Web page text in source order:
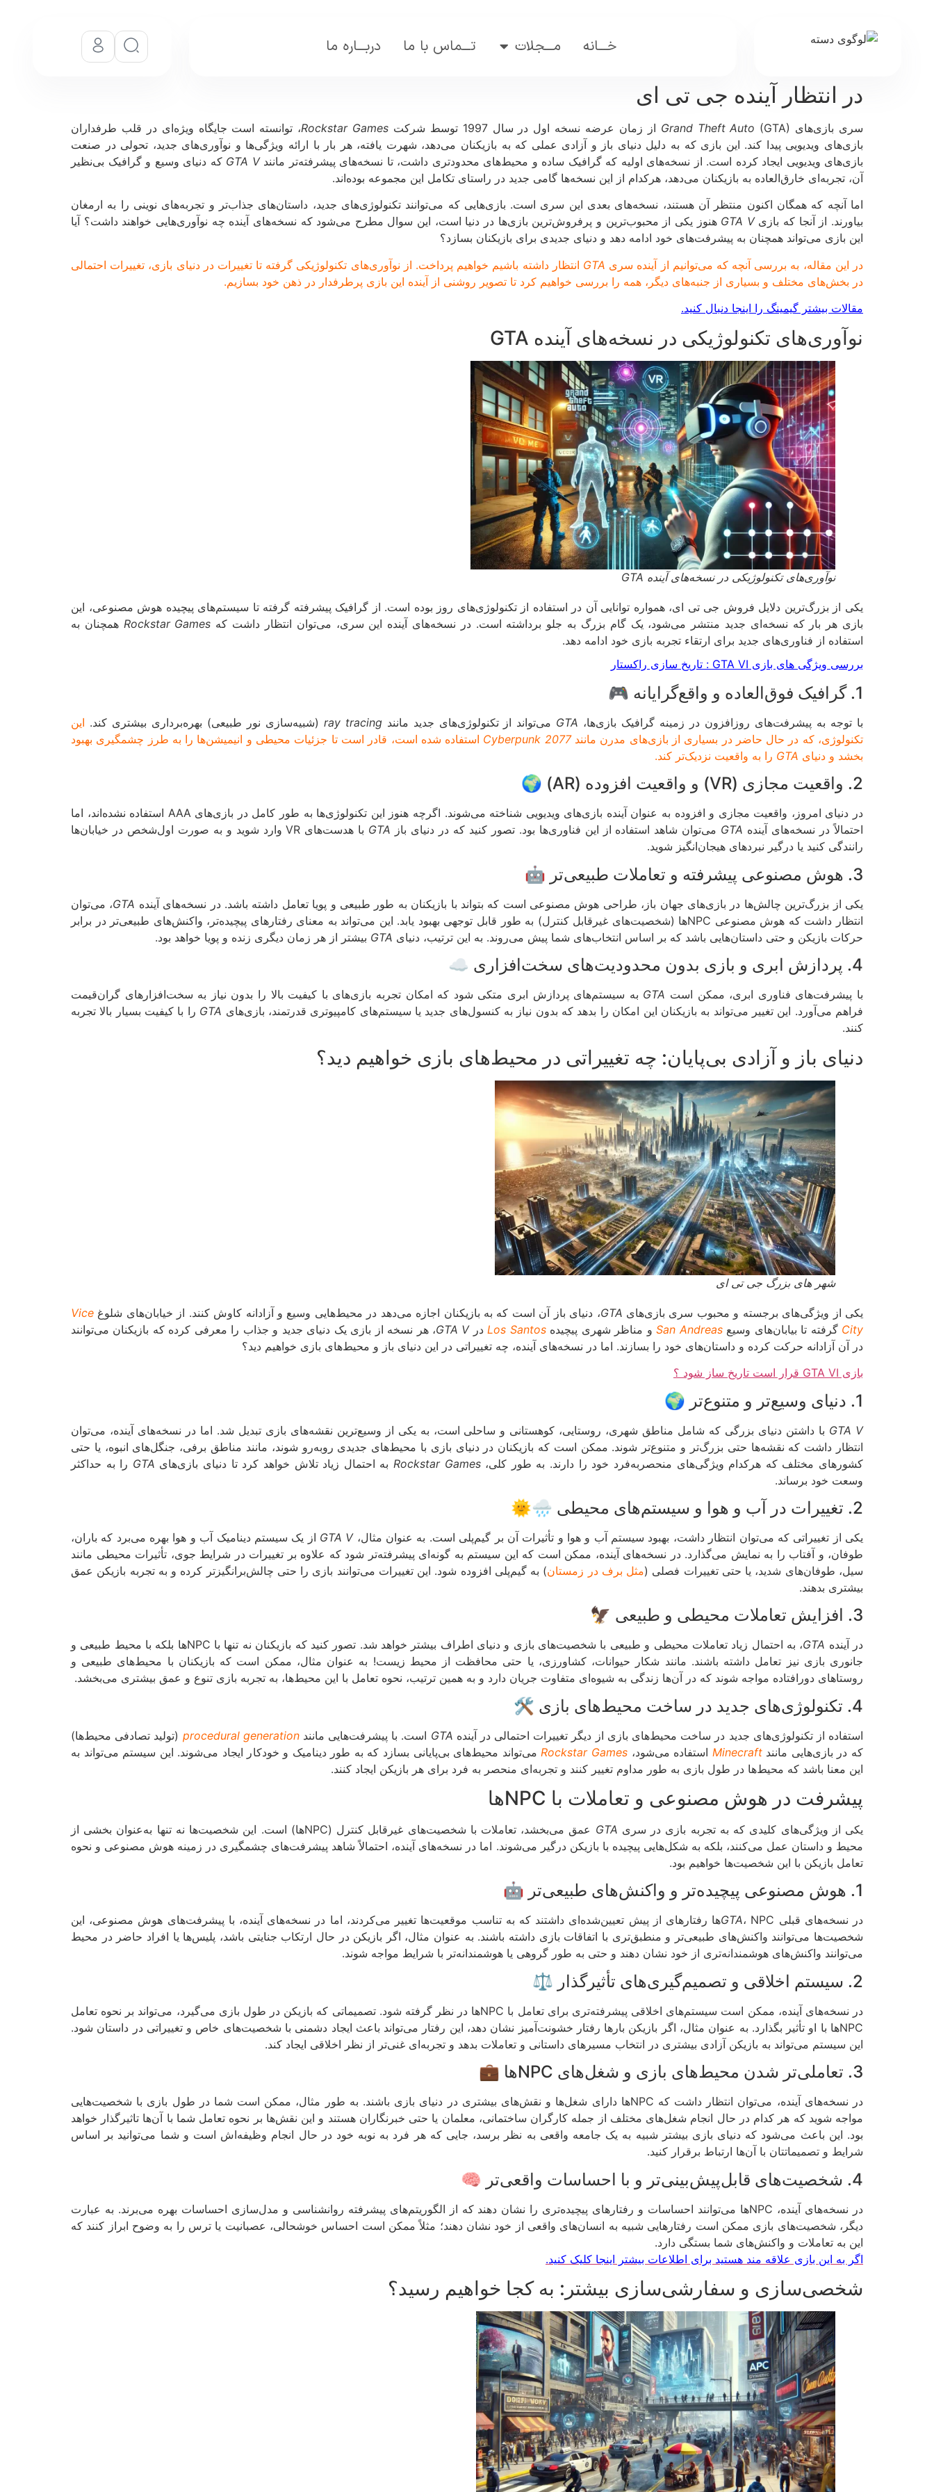
خـــانه مـــجلات تـــماس با ما دربـــاره ما
در انتظار آینده جی تی ای
سری بازی‌های Grand Theft Auto (GTA) از زمان عرضه نسخه اول در سال 1997 توسط شرکت Rockstar Games، توانسته است جایگاه ویژه‌ای در قلب طرفداران
بازی‌های ویدیویی پیدا کند. این بازی که به دلیل دنیای باز و آزادی عملی که به بازیکنان می‌دهد، شهرت یافته، هر بار با ارائه ویژگی‌ها و نوآوری‌های جدید، تحولی در صنعت
بازی‌های ویدیویی ایجاد کرده است. از نسخه‌های اولیه که گرافیک ساده و محیط‌های محدودتری داشت، تا نسخه‌های پیشرفته‌تر مانندGTA V که دنیای وسیع و گرافیک بی‌نظیر
آن، تجربه‌ای خارق‌العاده به بازیکنان می‌دهد، هرکدام از این نسخه‌ها گامی جدید در راستای تکامل این مجموعه بوده‌اند.
اما آنچه که همگان اکنون منتظر آن هستند، نسخه‌های بعدی این سری است. بازی‌هایی که می‌توانند تکنولوژی‌های جدید، داستان‌های جذاب‌تر و تجربه‌های نوینی را به ارمغان
بیاورند. از آنجا که بازیGTA V هنوز یکی از محبوب‌ترین و پرفروش‌ترین بازی‌ها در دنیا است، این سوال مطرح می‌شود که نسخه‌های آینده چه نوآوری‌هایی خواهند داشت؟ آیا
این بازی می‌تواند همچنان به پیشرفت‌های خود ادامه دهد و دنیای جدیدی برای بازیکنان بسازد؟
در این مقاله، به بررسی آنچه که می‌توانیم از آینده سری GTA انتظار داشته باشیم خواهیم پرداخت. از نوآوری‌های تکنولوژیکی گرفته تا تغییرات در دنیای بازی، تغییرات احتمالی
در بخش‌های مختلف و بسیاری از جنبه‌های دیگر، همه را بررسی خواهیم کرد تا تصویر روشنی از آینده این بازی پرطرفدار در ذهن خود بسازیم.
مقالات بیشتر گیمینگ را اینجا دنبال کنید.
نوآوری‌های تکنولوژیکی در نسخه‌های آینده GTA
نوآوری‌های تکنولوژیکی در نسخه‌های آینده GTA
یکی از بزرگ‌ترین دلایل فروش جی تی ای، همواره توانایی آن در استفاده از تکنولوژی‌های روز بوده است. از گرافیک پیشرفته گرفته تا سیستم‌های پیچیده هوش مصنوعی، این
بازی هر بار که نسخه‌ای جدید منتشر می‌شود، یک گام بزرگ به جلو برداشته است. در نسخه‌های آینده این سری، می‌توان انتظار داشت که Rockstar Games همچنان به
استفاده از فناوری‌های جدید برای ارتقاء تجربه بازی خود ادامه دهد.
بررسی ویژگی های بازی GTA VI : تاریخ سازی راکستار
1. گرافیک فوق‌العاده و واقع‌گرایانه 🎮
با توجه به پیشرفت‌های روزافزون در زمینه گرافیک بازی‌ها، GTA می‌تواند از تکنولوژی‌های جدید مانندray tracing (شبیه‌سازی نور طبیعی) بهره‌برداری بیشتری کند. این
تکنولوژی، که در حال حاضر در بسیاری از بازی‌های مدرن مانندCyberpunk 2077 استفاده شده است، قادر است تا جزئیات محیطی و انیمیشن‌ها را به طرز چشمگیری بهبود
بخشد و دنیای GTA را به واقعیت نزدیک‌تر کند.
2. واقعیت مجازی (VR) و واقعیت افزوده (AR) 🌍
در دنیای امروز، واقعیت مجازی و افزوده به عنوان آینده بازی‌های ویدیویی شناخته می‌شوند. اگرچه هنوز این تکنولوژی‌ها به طور کامل در بازی‌های AAA استفاده نشده‌اند، اما
احتمالاً در نسخه‌های آینده GTA می‌توان شاهد استفاده از این فناوری‌ها بود. تصور کنید که در دنیای باز GTA
با هدست‌های VR وارد شوید و به صورت اول‌شخص در خیابان‌ها
رانندگی کنید یا درگیر نبردهای هیجان‌انگیز شوید.
3. هوش مصنوعی پیشرفته و تعاملات طبیعی‌تر 🤖
یکی از بزرگ‌ترین چالش‌ها در بازی‌های جهان باز، طراحی هوش مصنوعی است که بتواند با بازیکنان به طور طبیعی و پویا تعامل داشته باشد. در نسخه‌های آینده GTA، می‌توان
انتظار داشت که هوش مصنوعی NPCها (شخصیت‌های غیرقابل کنترل) به طور قابل توجهی بهبود یابد. این می‌تواند به معنای رفتارهای پیچیده‌تر، واکنش‌های طبیعی‌تر در برابر
حرکات بازیکن و حتی داستان‌هایی باشد که بر اساس انتخاب‌های شما پیش می‌روند. به این ترتیب، دنیای GTA بیشتر از هر زمان دیگری زنده و پویا خواهد بود.
4. پردازش ابری و بازی بدون محدودیت‌های سخت‌افزاری ☁️
با پیشرفت‌های فناوری ابری، ممکن است GTA به سیستم‌های پردازش ابری متکی شود که امکان تجربه بازی‌های با کیفیت بالا را بدون نیاز به سخت‌افزارهای گران‌قیمت
فراهم می‌آورد. این تغییر می‌تواند به بازیکنان این امکان را بدهد که بدون نیاز به کنسول‌های جدید یا سیستم‌های کامپیوتری قدرتمند، بازی‌های GTA را با کیفیت بسیار بالا تجربه
کنند.
دنیای باز و آزادی بی‌پایان: چه تغییراتی در محیط‌های بازی خواهیم دید؟
شهر های بزرگ جی تی ای
یکی از ویژگی‌های برجسته و محبوب سری بازی‌های GTA، دنیای باز آن است که به بازیکنان اجازه می‌دهد در محیط‌هایی وسیع و آزادانه کاوش کنند. از خیابان‌های شلوغ Vice
City گرفته تا بیابان‌های وسیعSan Andreasو مناظر شهری پیچیدهLos Santos درGTA V، هر نسخه از بازی یک دنیای جدید و جذاب را معرفی کرده که بازیکنان می‌توانند
در آن آزادانه حرکت کرده و داستان‌های خود را بسازند. اما در نسخه‌های آینده، چه تغییراتی در این دنیای باز و محیط‌های بازی خواهیم دید؟
بازی GTA VI قرار است تاریخ ساز شود ؟
1. دنیای وسیع‌تر و متنوع‌تر 🌍
GTA V با داشتن دنیای بزرگی که شامل مناطق شهری، روستایی، کوهستانی و ساحلی است، به یکی از وسیع‌ترین نقشه‌های بازی تبدیل شد. اما در نسخه‌های آینده، می‌توان
انتظار داشت که نقشه‌ها حتی بزرگ‌تر و متنوع‌تر شوند. ممکن است که بازیکنان در دنیای بازی با محیط‌های جدیدی روبه‌رو شوند، مانند مناطق برفی، جنگل‌های انبوه، یا حتی
کشورهای مختلف که هرکدام ویژگی‌های منحصربه‌فرد خود را دارند. به طور کلی،Rockstar Games به احتمال زیاد تلاش خواهد کرد تا دنیای بازی‌های GTA را به حداکثر
وسعت خود برساند.
2. تغییرات در آب و هوا و سیستم‌های محیطی 🌧️🌞
یکی از تغییراتی که می‌توان انتظار داشت، بهبود سیستم آب و هوا و تأثیرات آن بر گیم‌پلی است. به عنوان مثال،GTA V از یک سیستم دینامیک آب و هوا بهره می‌برد که باران،
طوفان، و آفتاب را به نمایش می‌گذارد. در نسخه‌های آینده، ممکن است که این سیستم به گونه‌ای پیشرفته‌تر شود که علاوه بر تغییرات در شرایط جوی، تأثیرات محیطی مانند
سیل، طوفان‌های شدید، یا حتی تغییرات فصلی (مثل برف در زمستان) به گیم‌پلی افزوده شود. این تغییرات می‌توانند بازی را حتی چالش‌برانگیزتر کرده و به تجربه بازیکن عمق
بیشتری بدهند.
3. افزایش تعاملات محیطی و طبیعی 🦅
در آینده GTA
، به احتمال زیاد تعاملات محیطی و طبیعی با شخصیت‌های بازی و دنیای اطراف بیشتر خواهد شد. تصور کنید که بازیکنان نه تنها با NPCها بلکه با محیط طبیعی و
جانوری بازی نیز تعامل داشته باشند. مانند شکار حیوانات، کشاورزی، یا حتی محافظت از محیط زیست! به عنوان مثال، ممکن است که بازیکنان با محیط‌های طبیعی و
روستاهای دورافتاده مواجه شوند که در آن‌ها زندگی به شیوه‌ای متفاوت جریان دارد و به همین ترتیب، نحوه تعامل با این محیط‌ها، به تجربه بازی تنوع و عمق بیشتری می‌بخشد.
4. تکنولوژی‌های جدید در ساخت محیط‌های بازی 🛠️
استفاده از تکنولوژی‌های جدید در ساخت محیط‌های بازی از دیگر تغییرات احتمالی در آینده GTA است. با پیشرفت‌هایی مانند procedural generation (تولید تصادفی محیط‌ها)
که در بازی‌هایی مانند Minecraft استفاده می‌شود،Rockstar Games می‌تواند محیط‌های بی‌پایانی بسازد که به طور دینامیک و خودکار ایجاد می‌شوند. این سیستم می‌تواند به
این معنا باشد که محیط‌ها در طول بازی به طور مداوم تغییر کنند و تجربه‌ای منحصر به فرد برای هر بازیکن ایجاد کنند.
پیشرفت در هوش مصنوعی و تعاملات با NPCها
یکی از ویژگی‌های کلیدی که به تجربه بازی در سری GTA
عمق می‌بخشد، تعاملات با شخصیت‌های غیرقابل کنترل (NPCها) است. این شخصیت‌ها نه تنها به‌عنوان بخشی از
محیط و داستان عمل می‌کنند، بلکه به شکل‌هایی پیچیده با بازیکن درگیر می‌شوند. اما در نسخه‌های آینده، احتمالاً شاهد پیشرفت‌های چشمگیری در زمینه هوش مصنوعی و نحوه
تعامل بازیکن با این شخصیت‌ها خواهیم بود.
1. هوش مصنوعی پیچیده‌تر و واکنش‌های طبیعی‌تر 🤖
در نسخه‌های قبلی GTA، NPCها رفتارهای از پیش تعیین‌شده‌ای داشتند که به تناسب موقعیت‌ها تغییر می‌کردند، اما در نسخه‌های آینده، با پیشرفت‌های هوش مصنوعی، این
شخصیت‌ها می‌توانند واکنش‌های طبیعی‌تر و منطبق‌تری با اتفاقات بازی داشته باشند. به عنوان مثال، اگر بازیکن در حال ارتکاب جنایتی باشد، پلیس‌ها یا افراد حاضر در محیط
می‌توانند واکنش‌های هوشمندانه‌تری از خود نشان دهند و حتی به طور گروهی یا هوشمندانه‌تر با شرایط مواجه شوند.
2. سیستم اخلاقی و تصمیم‌گیری‌های تأثیرگذار ⚖️
در نسخه‌های آینده، ممکن است سیستم‌های اخلاقی پیشرفته‌تری برای تعامل با NPCها در نظر گرفته شود. تصمیماتی که بازیکن در طول بازی می‌گیرد، می‌تواند بر نحوه تعامل
NPCها با او تأثیر بگذارد. به عنوان مثال، اگر بازیکن بارها رفتار خشونت‌آمیز نشان دهد، این رفتار می‌تواند باعث ایجاد دشمنی با شخصیت‌های خاص و تغییراتی در داستان شود.
این سیستم می‌تواند به بازیکن آزادی بیشتری در انتخاب مسیرهای داستانی و تعاملات بدهد و تجربه‌ای غنی‌تر از نظر اخلاقی ایجاد کند.
3. تعاملی‌تر شدن محیط‌های بازی و شغل‌های NPCها 💼
در نسخه‌های آینده، می‌توان انتظار داشت که NPCها دارای شغل‌ها و نقش‌های بیشتری در دنیای بازی باشند. به طور مثال، ممکن است شما در طول بازی با شخصیت‌هایی
مواجه شوید که هر کدام در حال انجام شغل‌های مختلف از جمله کارگران ساختمانی، معلمان یا حتی خبرنگاران هستند و این نقش‌ها بر نحوه تعامل شما با آن‌ها تاثیرگذار خواهد
بود. این باعث می‌شود که دنیای بازی بیشتر شبیه به یک جامعه واقعی به نظر برسد، جایی که هر فرد به نوبه خود در حال انجام وظیفه‌اش است و شما می‌توانید بر اساس
شرایط و تصمیماتتان با آن‌ها ارتباط برقرار کنید.
4. شخصیت‌های قابل‌پیش‌بینی‌تر و با احساسات واقعی‌تر 🧠
در نسخه‌های آینده، NPCها می‌توانند احساسات و رفتارهای پیچیده‌تری را نشان دهند که از الگوریتم‌های پیشرفته روانشناسی و مدل‌سازی احساسات بهره‌ می‌برند. به عبارت
دیگر، شخصیت‌های بازی ممکن است رفتارهایی شبیه به انسان‌های واقعی از خود نشان دهند؛ مثلاً ممکن است احساس خوشحالی، عصبانیت یا ترس را به وضوح ابراز کنند که
این به تعاملات و واکنش‌های شما بستگی دارد.
اگر به این بازی علاقه مند هستید برای اطلاعات بیشتر اینجا کلیک کنید.
شخصی‌سازی و سفارشی‌سازی بیشتر: به کجا خواهیم رسید؟